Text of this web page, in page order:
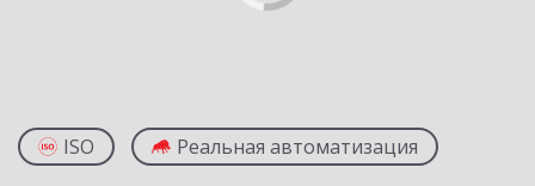
ISO Реальная автоматизация